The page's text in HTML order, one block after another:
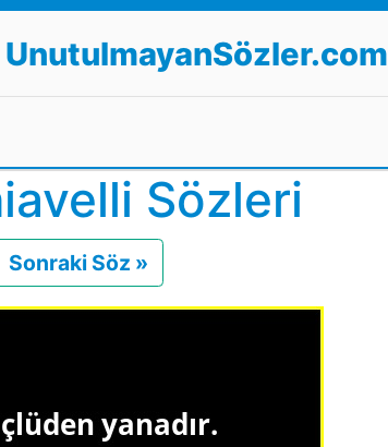
UnutulmayanSözler.com
Sözleri
Sonraki Söz »